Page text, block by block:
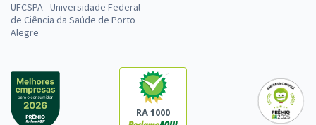
UFCSPA - Universidade Federal
de Ciência da Saúde de Porto
Alegre
RA 1000